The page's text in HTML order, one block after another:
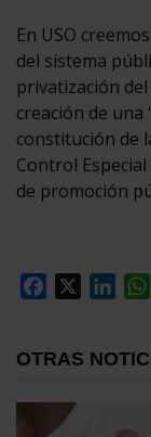
En USO
del sistema
privatización
creación de una
constitución de
Control
de promoción
Facebook
OTRAS